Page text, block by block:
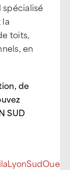
spécialisé
toits,
en
de
SUD